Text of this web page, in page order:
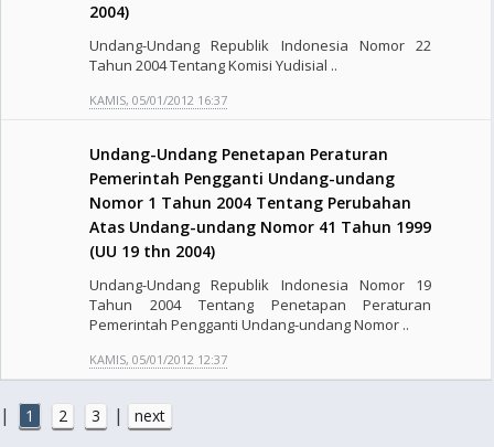
2004)
Undang-Undang Republik Indonesia Nomor 22
Tahun 2004 Tentang Komisi Yudisial ..
KAMIS, 05/01/2012 16:37
Undang-Undang Penetapan Peraturan
Pemerintah Pengganti Undang-undang
Nomor 1 Tahun 2004 Tentang Perubahan
Atas Undang-undang Nomor 41 Tahun 1999
(UU 19 thn 2004)
Undang-Undang Republik Indonesia Nomor 19
Tahun 2004 Tentang Penetapan Peraturan
Pemerintah Pengganti Undang-undang Nomor ..
KAMIS, 05/01/2012 12:37
| 1 2 3 | next